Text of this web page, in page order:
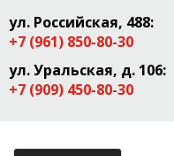
ул. Российская, 488:
+7 (961) 850-80-30
ул. Уральская, д. 106:
+7 (909) 450-80-30